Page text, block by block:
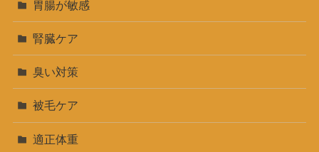
胃腸が敏感
腎臓ケア
臭い対策
被毛ケア
適正体重